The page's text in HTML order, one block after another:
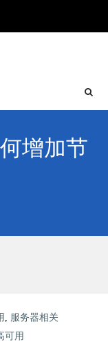
增加节
, 服务器相关
可用